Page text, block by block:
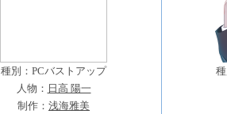
種別：PCバストアップ
人物： 日高 陽一
制作： 浅海雅美